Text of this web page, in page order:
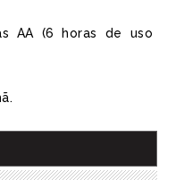
AA (6 horas de uso